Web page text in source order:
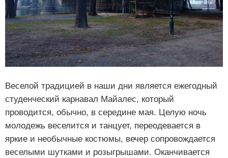
Веселой традицией в наши дни является ежегодный
студенческий карнавал Майалес, который
проводится, обычно, в середине мая. Целую ночь
молодежь веселится и танцует, переодевается в
яркие и необычные костюмы, вечер сопровождается
веселыми шутками и розыгрышами. Оканчивается